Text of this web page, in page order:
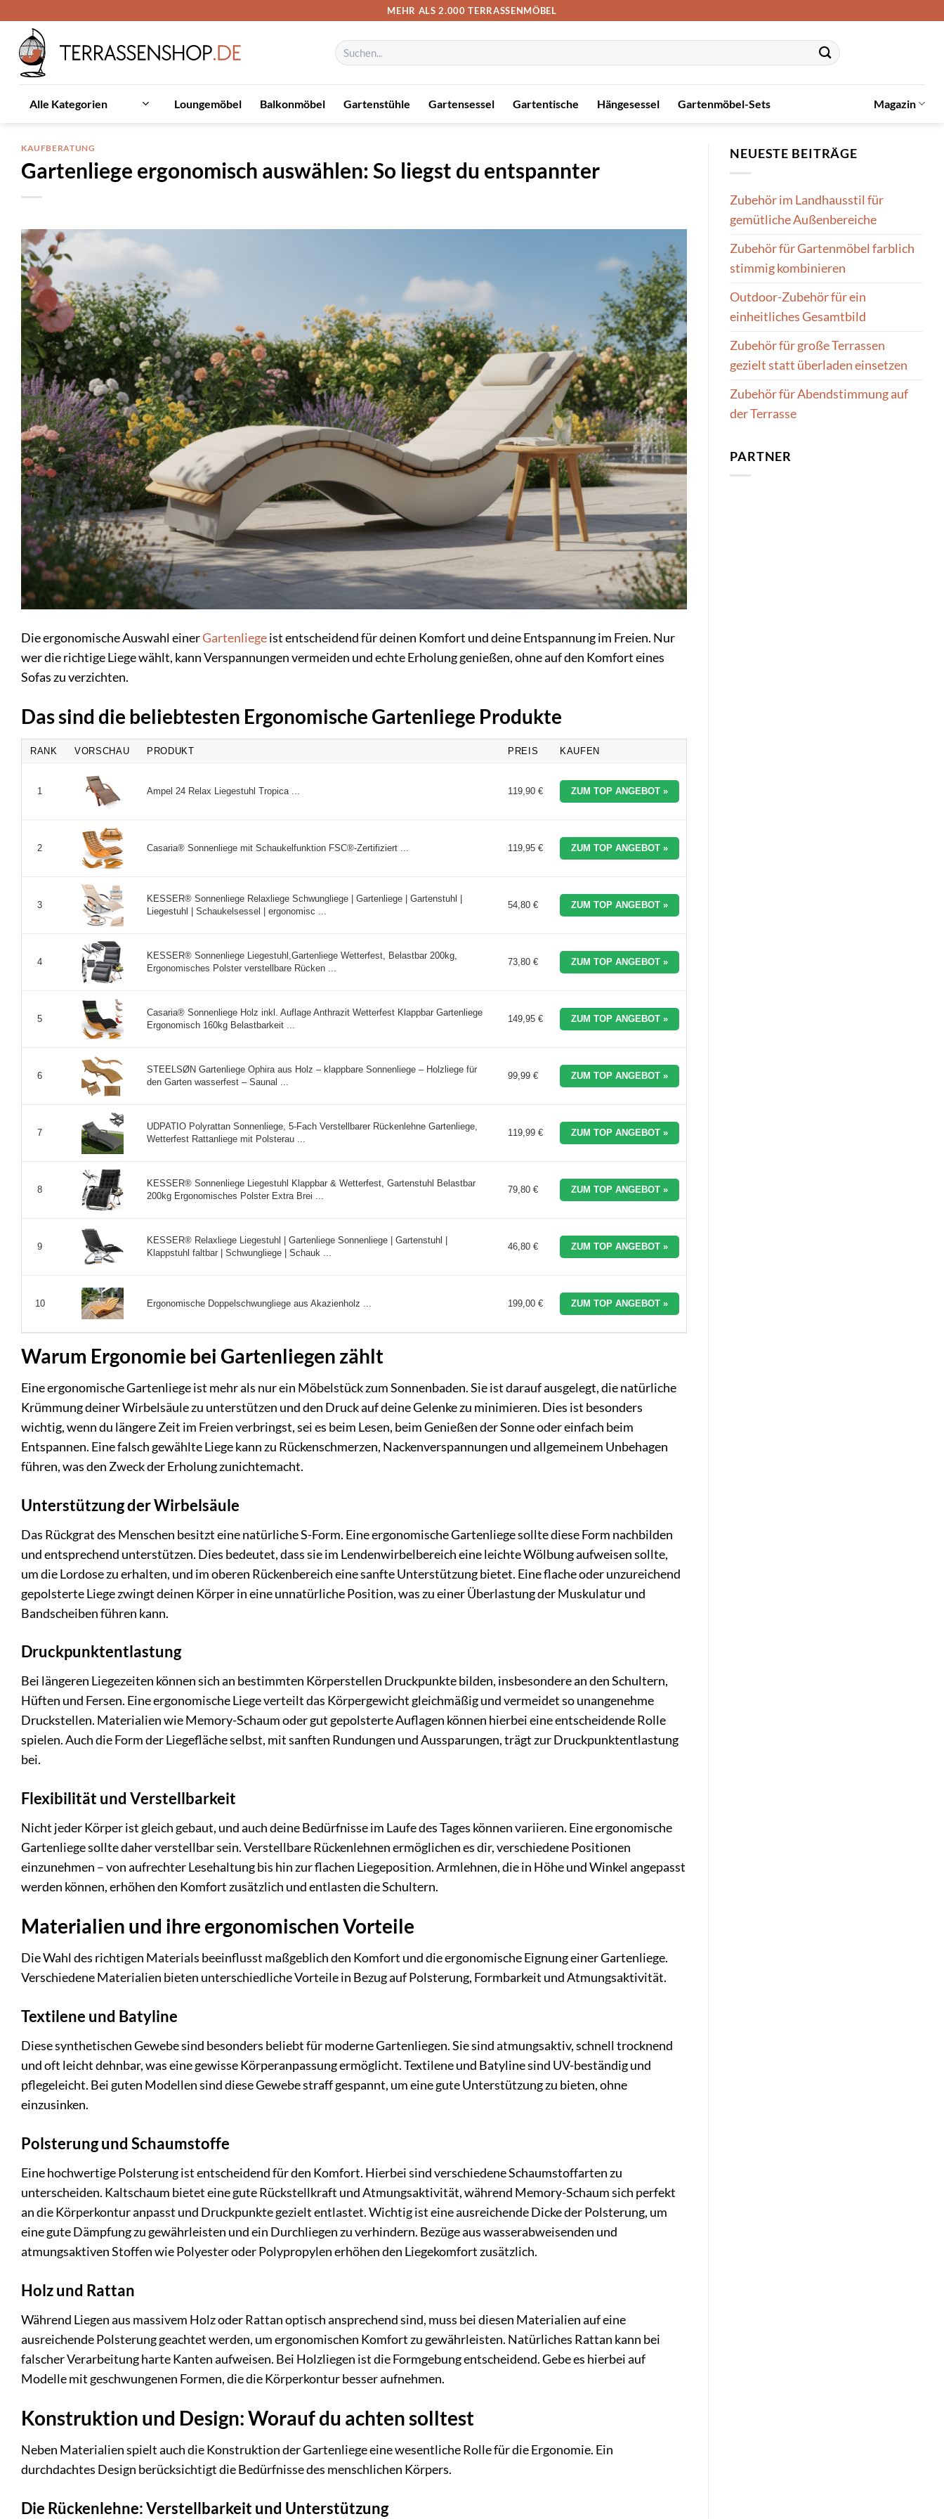
Inhalt
springen
MEHR ALS 2.000 TERRASSENMÖBEL
Suchen
nach:
Alle Kategorien Loungemöbel Balkonmöbel Gartenstühle Gartensessel Gartentische Hängesessel Gartenmöbel-Sets Magazin
KAUFBERATUNG
Gartenliege ergonomisch auswählen: So liegst du entspannter
Die ergonomische Auswahl einerGartenliegeist entscheidend für deinen Komfort und deine Entspannung im Freien. Nur
wer die richtige Liege wählt, kann Verspannungen vermeiden und echte Erholung genießen, ohne auf den Komfort eines
Sofas zu verzichten.
Das sind die beliebtesten Ergonomische Gartenliege Produkte
RANK VORSCHAU PRODUKT PREIS KAUFEN
1 Ampel 24 Relax Liegestuhl Tropica ... 119,90 € ZUM TOP ANGEBOT »
2 Casaria® Sonnenliege mit Schaukelfunktion FSC®-Zertifiziert ... 119,95 € ZUM TOP ANGEBOT »
3
KESSER® Sonnenliege Relaxliege Schwungliege | Gartenliege | Gartenstuhl |
Liegestuhl | Schaukelsessel | ergonomisc ...
54,80 € ZUM TOP ANGEBOT »
4
KESSER® Sonnenliege Liegestuhl,Gartenliege Wetterfest, Belastbar 200kg,
Ergonomisches Polster verstellbare Rücken ...
73,80 € ZUM TOP ANGEBOT »
5
Casaria® Sonnenliege Holz inkl. Auflage Anthrazit Wetterfest Klappbar Gartenliege
Ergonomisch 160kg Belastbarkeit ...
149,95 € ZUM TOP ANGEBOT »
6
STEELSØN Gartenliege Ophira aus Holz – klappbare Sonnenliege – Holzliege für
den Garten wasserfest – Saunal ...
99,99 € ZUM TOP ANGEBOT »
7
UDPATIO Polyrattan Sonnenliege, 5-Fach Verstellbarer Rückenlehne Gartenliege,
Wetterfest Rattanliege mit Polsterau ...
119,99 € ZUM TOP ANGEBOT »
8
KESSER® Sonnenliege Liegestuhl Klappbar & Wetterfest, Gartenstuhl Belastbar
200kg Ergonomisches Polster Extra Brei ...
79,80 € ZUM TOP ANGEBOT »
9
KESSER® Relaxliege Liegestuhl | Gartenliege Sonnenliege | Gartenstuhl |
Klappstuhl faltbar | Schwungliege | Schauk ...
46,80 € ZUM TOP ANGEBOT »
10 Ergonomische Doppelschwungliege aus Akazienholz ... 199,00 € ZUM TOP ANGEBOT »
Warum Ergonomie bei Gartenliegen zählt
Eine ergonomische Gartenliege ist mehr als nur ein Möbelstück zum Sonnenbaden. Sie ist darauf ausgelegt, die natürliche
Krümmung deiner Wirbelsäule zu unterstützen und den Druck auf deine Gelenke zu minimieren. Dies ist besonders
wichtig, wenn du längere Zeit im Freien verbringst, sei es beim Lesen, beim Genießen der Sonne oder einfach beim
Entspannen. Eine falsch gewählte Liege kann zu Rückenschmerzen, Nackenverspannungen und allgemeinem Unbehagen
führen, was den Zweck der Erholung zunichtemacht.
Unterstützung der Wirbelsäule
Das Rückgrat des Menschen besitzt eine natürliche S-Form. Eine ergonomische Gartenliege sollte diese Form nachbilden
und entsprechend unterstützen. Dies bedeutet, dass sie im Lendenwirbelbereich eine leichte Wölbung aufweisen sollte,
um die Lordose zu erhalten, und im oberen Rückenbereich eine sanfte Unterstützung bietet. Eine flache oder unzureichend
gepolsterte Liege zwingt deinen Körper in eine unnatürliche Position, was zu einer Überlastung der Muskulatur und
Bandscheiben führen kann.
Druckpunktentlastung
Bei längeren Liegezeiten können sich an bestimmten Körperstellen Druckpunkte bilden, insbesondere an den Schultern,
Hüften und Fersen. Eine ergonomische Liege verteilt das Körpergewicht gleichmäßig und vermeidet so unangenehme
Druckstellen. Materialien wie Memory-Schaum oder gut gepolsterte Auflagen können hierbei eine entscheidende Rolle
spielen. Auch die Form der Liegefläche selbst, mit sanften Rundungen und Aussparungen, trägt zur Druckpunktentlastung
bei.
Flexibilität und Verstellbarkeit
Nicht jeder Körper ist gleich gebaut, und auch deine Bedürfnisse im Laufe des Tages können variieren. Eine ergonomische
Gartenliege sollte daher verstellbar sein. Verstellbare Rückenlehnen ermöglichen es dir, verschiedene Positionen
einzunehmen – von aufrechter Lesehaltung bis hin zur flachen Liegeposition. Armlehnen, die in Höhe und Winkel angepasst
werden können, erhöhen den Komfort zusätzlich und entlasten die Schultern.
Materialien und ihre ergonomischen Vorteile
Die Wahl des richtigen Materials beeinflusst maßgeblich den Komfort und die ergonomische Eignung einer Gartenliege.
Verschiedene Materialien bieten unterschiedliche Vorteile in Bezug auf Polsterung, Formbarkeit und Atmungsaktivität.
Textilene und Batyline
Diese synthetischen Gewebe sind besonders beliebt für moderne Gartenliegen. Sie sind atmungsaktiv, schnell trocknend
und oft leicht dehnbar, was eine gewisse Körperanpassung ermöglicht. Textilene und Batyline sind UV-beständig und
pflegeleicht. Bei guten Modellen sind diese Gewebe straff gespannt, um eine gute Unterstützung zu bieten, ohne
einzusinken.
Polsterung und Schaumstoffe
Eine hochwertige Polsterung ist entscheidend für den Komfort. Hierbei sind verschiedene Schaumstoffarten zu
unterscheiden. Kaltschaum bietet eine gute Rückstellkraft und Atmungsaktivität, während Memory-Schaum sich perfekt
an die Körperkontur anpasst und Druckpunkte gezielt entlastet. Wichtig ist eine ausreichende Dicke der Polsterung, um
eine gute Dämpfung zu gewährleisten und ein Durchliegen zu verhindern. Bezüge aus wasserabweisenden und
atmungsaktiven Stoffen wie Polyester oder Polypropylen erhöhen den Liegekomfort zusätzlich.
Holz und Rattan
Während Liegen aus massivem Holz oder Rattan optisch ansprechend sind, muss bei diesen Materialien auf eine
ausreichende Polsterung geachtet werden, um ergonomischen Komfort zu gewährleisten. Natürliches Rattan kann bei
falscher Verarbeitung harte Kanten aufweisen. Bei Holzliegen ist die Formgebung entscheidend. Gebe es hierbei auf
Modelle mit geschwungenen Formen, die die Körperkontur besser aufnehmen.
Konstruktion und Design: Worauf du achten solltest
Neben Materialien spielt auch die Konstruktion der Gartenliege eine wesentliche Rolle für die Ergonomie. Ein
durchdachtes Design berücksichtigt die Bedürfnisse des menschlichen Körpers.
Die Rückenlehne: Verstellbarkeit und Unterstützung
NEUESTE BEITRÄGE
Zubehör im Landhausstil für
gemütliche Außenbereiche
Zubehör für Gartenmöbel farblich
stimmig kombinieren
Outdoor-Zubehör für ein
einheitliches Gesamtbild
Zubehör für große Terrassen
gezielt statt überladen einsetzen
Zubehör für Abendstimmung auf
der Terrasse
PARTNER